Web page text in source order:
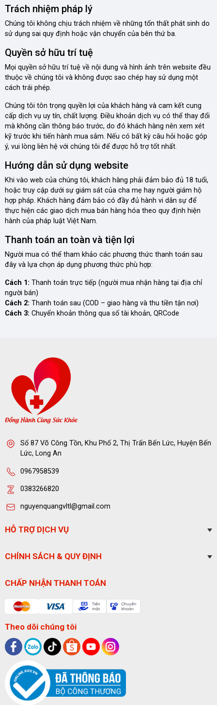
Trách nhiệm pháp lý
Chúng tôi không chịu trách nhiệm về những tổn thất phát sinh do
sử dụng sai quy định hoặc vận chuyển của bên thứ ba.
Quyền sở hữu trí tuệ
Mọi quyền sở hữu trí tuệ về nội dung và hình ảnh trên website đều
thuộc về chúng tôi và không được sao chép hay sử dụng một
cách trái phép.
Chúng tôi tôn trọng quyền lợi của khách hàng và cam kết cung
cấp dịch vụ uy tín, chất lượng. Điều khoản dịch vụ có thể thay đổi
mà không cần thông báo trước, do đó khách hàng nên xem xét
kỹ trước khi tiến hành mua sắm. Nếu có bất kỳ câu hỏi hoặc góp
ý, vui lòng liên hệ với chúng tôi để được hỗ trợ tốt nhất.
Hướng dẫn sử dụng website
Khi vào web của chúng tôi, khách hàng phải đảm bảo đủ 18 tuổi,
hoặc truy cập dưới sự giám sát của cha mẹ hay người giám hộ
hợp pháp. Khách hàng đảm bảo có đầy đủ hành vi dân sự để
thực hiện các giao dịch mua bán hàng hóa theo quy định hiện
hành của pháp luật Việt Nam.
Thanh toán an toàn và tiện lợi
Người mua có thể tham khảo các phương thức thanh toán sau
đây và lựa chọn áp dụng phương thức phù hợp:
Cách 1: Thanh toán trực tiếp (người mua nhận hàng tại địa chỉ
người bán)
Cách 2: Thanh toán sau (COD – giao hàng và thu tiền tận nơi)
Cách 3: Chuyển khoản thông qua số tài khoản, QRCode
Số 87 Võ Công Tồn, Khu Phố 2, Thị Trấn Bến Lức, Huyện Bến
Lức, Long An
0967958539
0383266820
nguyenquangvltl@gmail.com
HỖ TRỢ DỊCH VỤ
CHÍNH SÁCH & QUY ĐỊNH
CHẤP NHẬN THANH TOÁN
Theo dõi chúng tôi